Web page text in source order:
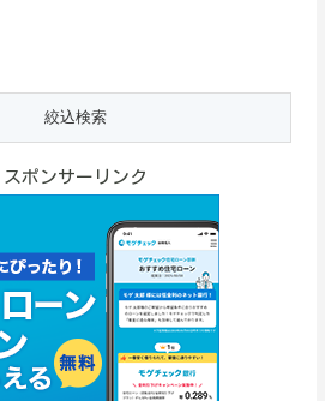
スポンサーリンク